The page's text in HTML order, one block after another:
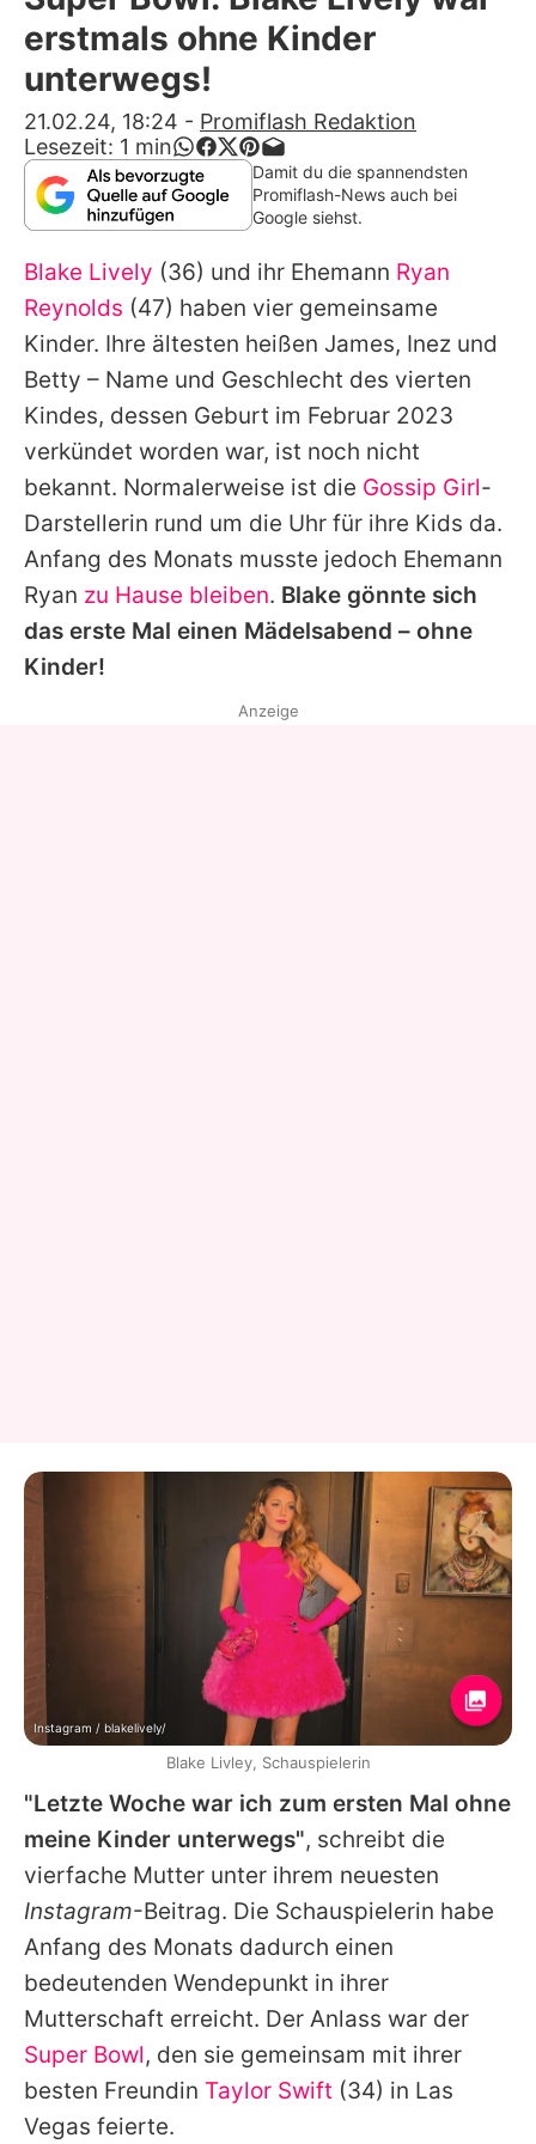
Alle Themen auf Promiflash
App runterladen
Team
Redaktionelle Richtlinien
Impressum
Datenschutzerklärung
Nutzungsbedingungen
Utiq verwalten
erstmals ohne Kinder
unterwegs!
21.02.24, 18:24 - Promiflash Redaktion
Lesezeit: 1 min
Damit du die spannendsten
Promiflash-News auch bei
Google siehst.
Blake Lively (36) und ihr Ehemann Ryan
Reynolds (47) haben vier gemeinsame
Kinder. Ihre ältesten heißen James, Inez und
Betty – Name und Geschlecht des vierten
Kindes, dessen Geburt im Februar 2023
verkündet worden war, ist noch nicht
bekannt. Normalerweise ist die Gossip Girl-
Darstellerin rund um die Uhr für ihre Kids da.
Anfang des Monats musste jedoch Ehemann
Ryan zu Hause bleiben. Blake gönnte sich
das erste Mal einen Mädelsabend – ohne
Kinder!
"Letzte Woche war ich zum ersten Mal ohne
meine Kinder unterwegs", schreibt die
vierfache Mutter unter ihrem neuesten
Instagram-Beitrag. Die Schauspielerin habe
Anfang des Monats dadurch einen
bedeutenden Wendepunkt in ihrer
Mutterschaft erreicht. Der Anlass war der
Super Bowl, den sie gemeinsam mit ihrer
besten Freundin Taylor Swift (34) in Las
Vegas feierte.
Anzeige
Instagram / blakelively/
Blake Livley, Schauspielerin